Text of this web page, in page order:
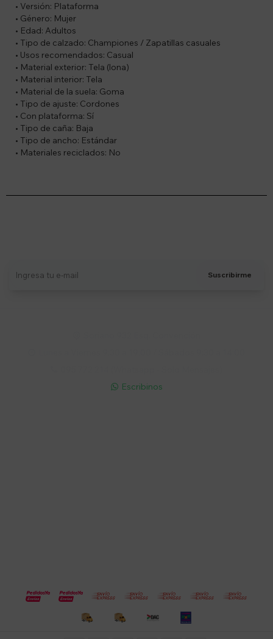
• Versión: Plataforma
• Género: Mujer
• Edad: Adultos
• Tipo de calzado: Championes / Zapatillas casuales
• Usos recomendados: Casual
• Material exterior: Tela (lona)
• Material interior: Tela
• Material de la suela: Goma
• Tipo de ajuste: Cordones
• Con plataforma: Sí
• Tipo de caña: Baja
• Tipo de ancho: Estándar
• Materiales reciclados: No
Suscribirme
 Escribinos